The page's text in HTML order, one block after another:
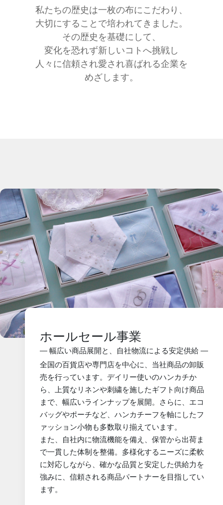
私たちの歴史は一枚の布にこだわり、
大切にすることで培われてきました。
その歴史を基礎にして、
変化を恐れず新しいコトへ挑戦し
人々に信頼され愛され喜ばれる企業を
めざします。
ホールセール事業
― 幅広い商品展開と、自社物流による安定供給 ―
全国の百貨店や専門店を中心に、当社商品の卸販
売を行っています。デイリー使いのハンカチか
ら、上質なリネンや刺繍を施したギフト向け商品
まで、幅広いラインナップを展開。さらに、エコ
バッグやポーチなど、ハンカチーフを軸にしたフ
ァッション小物も多数取り揃えています。
また、自社内に物流機能を備え、保管から出荷ま
で一貫した体制を整備。多様化するニーズに柔軟
に対応しながら、確かな品質と安定した供給力を
強みに、信頼される商品パートナーを目指してい
ます。